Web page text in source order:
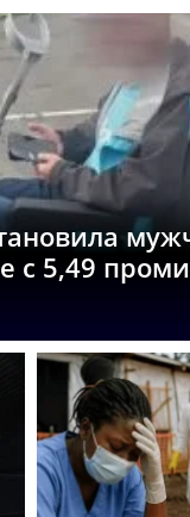
с 5,49